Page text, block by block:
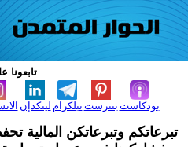
تابعونا
لينكدإن تيلكرامبنترست بودكاست
تبرعاتكم وتبرعاتكن المالية